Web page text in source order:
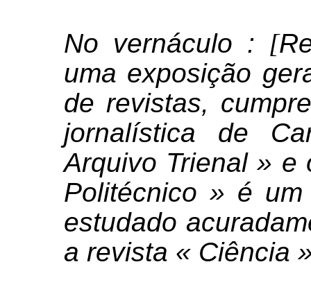
No vernáculo : [
uma exposição
de revistas,
jornalística de
Arquivo Trienal » e
Politécnico » é
estudado
a revista « Ciência